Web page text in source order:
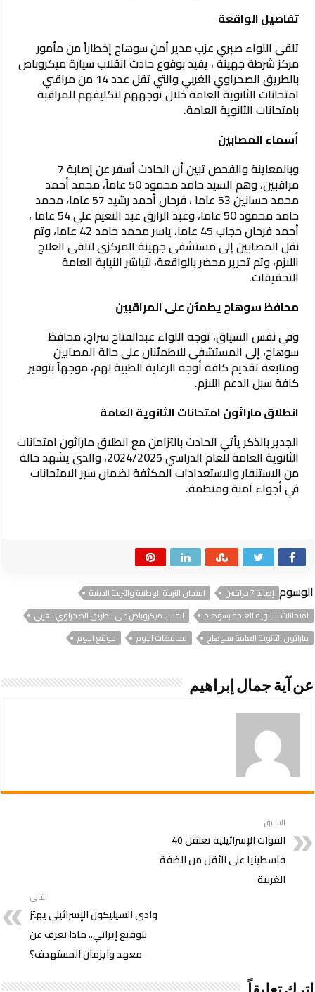
تفاصيل الواقعة
تلقى اللواء صبري عزب مدير أمن سوهاج إخطاراً من مأمور
مركز شرطة جهينة ، يفيد بوقوع حادث انقلاب سيارة ميكروباص
بالطريق الصحراوي الغربي والتي تقل عدد 14 من مراقبي
امتحانات الثانوية العامة خلال توجههم لتكليفهم للمراقبة
بامتحانات الثانوية العامة.
أسماء المصابين
وبالمعاينة والفحص تبين أن الحادث أسفر عن إصابة 7
مراقبين، وهم السيد حامد محمود 50 عاماً، محمد أحمد
محمد حسانين 53 عاما ، فرحان أحمد رشيد 57 عاما، محمد
حامد محمود 50 عاما، وعبد الرازق عبد النعيم علي 54 عاما ،
أحمد فرحان حجاب 45 عاما، ياسر محمد حامد 42 عاما، وتم
نقل المصابين إلى مستشفى جهينة المركزى لتلقى العلاج
اللازم، وتم تحرير محضر بالواقعة، لتباشر النيابة العامة
التحقيقات.
محافظ سوهاج يطمئن على المراقبين
وفي نفس السياق، توجه اللواء عبدالفتاح سراج، محافظ
سوهاج، إلى المستشفى للاطمئنان على حالة المصابين
ومتابعة تقديم كافة أوجه الرعاية الطبية لهم، موجهاً بتوفير
كافة سبل الدعم اللازم.
انطلاق ماراثون امتحانات الثانوية العامة
الجدير بالذكر يأتي الحادث بالتزامن مع انطلاق ماراثون امتحانات
الثانوية العامة للعام الدراسي 2024/2025، والذي يشهد حالة
من الاستنفار والاستعدادات المكثفة لضمان سير الامتحانات
في أجواء آمنة ومنظمة.
الوسوم إصابة 7 مراقبين
امتحان التربية الوطنية والتربية الدينية
امتحانات الثانوية العامة بسوهاج
انقلاب ميكروباص على الطريق الصحراوي الغربي
ماراثون الثانوية العامة بسوهاج
محافظات اليوم موقع اليوم
عن آية جمال إبراهيم
السابق
القوات الإسرائيلية تعتقل 40
فلسطينيا على الأقل من الضفة
الغربية
التالي
وادي السيليكون الإسرائيلي يهتز
بتوقيع إيراني.. ماذا نعرف عن
معهد وايزمان المستهدف؟